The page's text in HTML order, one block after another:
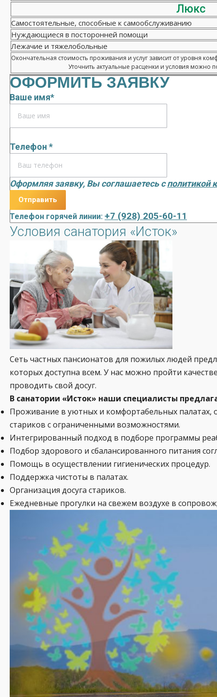
Люкс
Самостоятельные, способные к самообслуживанию
Нуждающиеся в посторонней помощи
Лежачие и тяжелобольные
Окончательная стоимость проживания и услуг зависит от уровня
Уточнить актуальные расценки и условия можно
ОФОРМИТЬ ЗАЯВКУ
Ваше имя*
Телефон *
Оформляя заявку, Вы соглашаетесь сполитикой
Телефон горячей линии: +7 (928) 205-60-11
Условия санатория «Исток»
Сеть частных пансионатов для пожилых людей
которых доступна всем. У нас можно пройти
проводить свой досуг.
В санатории «Исток» наши специалисты
Проживание в уютных и комфортабельных
стариков с ограниченными возможностями.
Интегрированный подход в подборе программы
Подбор здорового и сбалансированного питания
Помощь в осуществлении гигиенических процедур.
Поддержка чистоты в палатах.
Организация досуга стариков.
Ежедневные прогулки на свежем воздухе в